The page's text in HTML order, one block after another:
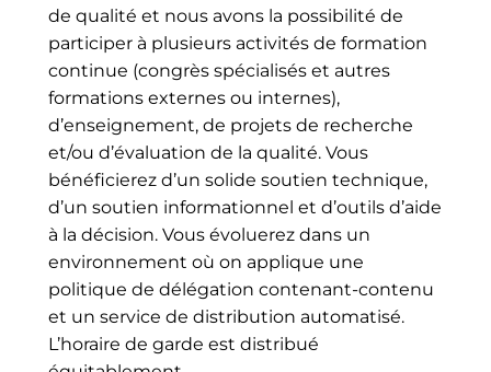
de qualité et nous avons la possibilité de
participer à plusieurs activités de formation
continue (congrès spécialisés et autres
formations externes ou internes),
d’enseignement, de projets de recherche
et/ou d’évaluation de la qualité. Vous
bénéficierez d’un solide soutien technique,
d’un soutien informationnel et d’outils d’aide
à la décision. Vous évoluerez dans un
environnement où on applique une
politique de délégation contenant-contenu
et un service de distribution automatisé.
L’horaire de garde est distribué